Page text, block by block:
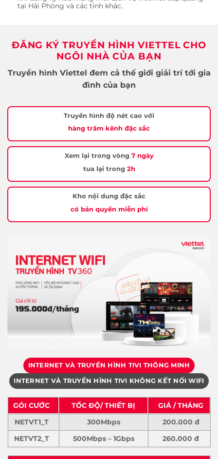
tại Hải Phòng và các tỉnh khác.
ĐĂNG KÝ TRUYỀN HÌNH VIETTEL CHO
NGÔI NHÀ CỦA BẠN
Truyền hình Viettel đem cả thế giới giải trí tới gia
đình của bạn
Truyền hình độ nét cao với
hàng trăm kênh đặc sắc
Xem lại trong vòng 7 ngày
tua lại trong 2h
Kho nội dung đặc sắc
có bản quyền miễn phí
INTERNET VÀ TRUYỀN HÌNH TIVI THÔNG MINH
INTERNET VÀ TRUYỀN HÌNH TIVI KHÔNG KẾT NỐI WIFI
GÓI CƯỚC TỐC ĐỘ/ THIẾT BỊ
GIÁ / THÁNG
NETVT1_T
300Mbps
200.000 đ
NETVT2_T
500Mbps – 1Gbps 260.000 đ